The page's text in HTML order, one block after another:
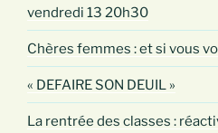
vendredi 13 20h30
Chères femmes : et si vous
« DEFAIRE SON DEUIL »
La rentrée des classes :